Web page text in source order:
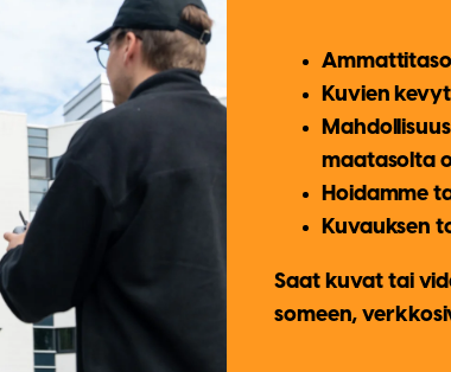
Kuvien
maatasolta
Hoidamme
Kuvauksen
Saat kuvat tai
someen,